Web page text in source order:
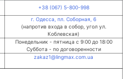
+38 (067) 5-800-998
г. Одесса, пл. Соборная, 6
(напротив входа в собор, угол ул.
Коблевская)
Понедельник - пятница с 9:00 до 18:00
Суббота - по договоренности
zakaz1@lingmax.com.ua